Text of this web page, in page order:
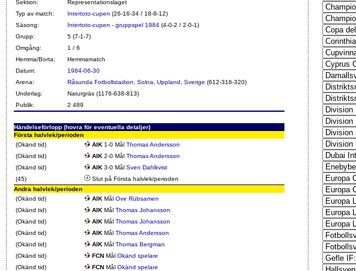
Sektion:
Representationslaget
Typ av match:
Intertoto-cupen (26-16-34 / 18-8-12)
Säsong:
Intertoto-cupen - gruppspel 1984 (4-0-2 / 2-0-1)
Grupp:
5 (7-1-7)
Omgång:
1 / 6
Hemma/Borta:
Hemmamatch
Datum:
1984-06-30
Arena:
Råsunda Fotbollstadion, Solna, Uppland, Sverige (612-316-320)
Underlag:
Naturgräs (1176-638-813)
Publik:
2 489
Händelseförlopp (hovra för eventuella detaljer)
Första halvlek/perioden
(Okänd tid)
AIK 1-0 Mål Thomas Andersson
(Okänd tid)
AIK 2-0 Mål Thomas Andersson
(Okänd tid)
AIK 3-0 Mål Sven Dahlkvist
(45)
Slut på Första halvlek/perioden
Andra halvlek/perioden
(Okänd tid)
AIK Mål Ove Rübsamen
(Okänd tid)
AIK Mål Thomas Johansson
(Okänd tid)
AIK Mål Thomas Johansson
(Okänd tid)
AIK Mål Thomas Andersson
(Okänd tid)
AIK Mål Thomas Bergman
(Okänd tid)
FCN Mål Okänd spelare
(Okänd tid)
FCN Mål Okänd spelare